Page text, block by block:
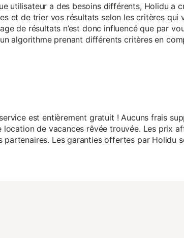
utilisateur a des besoins différents, Holidu a
et de trier vos résultats selon les critères qui
de résultats n’est donc influencé que par
algorithme prenant différents critères en
est entièrement gratuit ! Aucuns frais
de vacances rêvée trouvée. Les prix
Les garanties offertes par Holidu